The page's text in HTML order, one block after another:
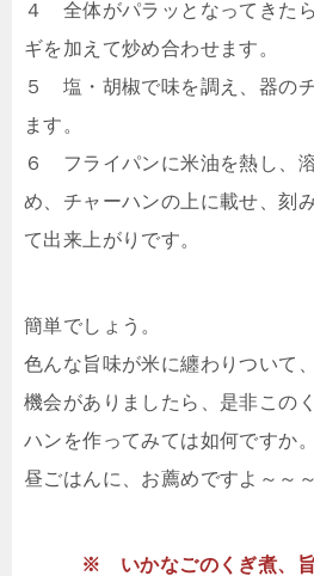
４ 全体がパラッとなってきた
ギを加えて炒め合わせます。
５ 塩・胡椒で味を調え、器の
ます。
６ フライパンに米油を熱し、
め、チャーハンの上に載せ、刻
て出来上がりです。
簡単でしょう。
色んな旨味が米に纏わりついて
機会がありましたら、是非この
ハンを作ってみては如何ですか。
昼ごはんに、お薦めですよ～～～
※ いかなごのくぎ煮、旨